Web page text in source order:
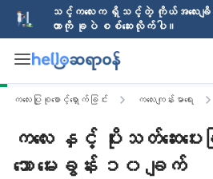
သင့်ကလေးက ရှိသင့်တဲ့ ကိုယ်အလေး
တာကို ခုပဲ စစ်ဆေးလိုက်ပါ။
ကလေးပြုစုစောင့်ရှောက်ခြင်း ကလေးကျန်းမာရေး
ကလေး နှင့် ပိုးသတ်ဆေးပေးခ
သော မေးခွန်း ၁၀ ချက်